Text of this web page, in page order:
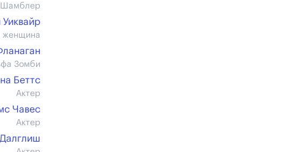
Шамблер
Уиквайр
женщина
Зомби
Беттс
Актер
Чавес
Актер